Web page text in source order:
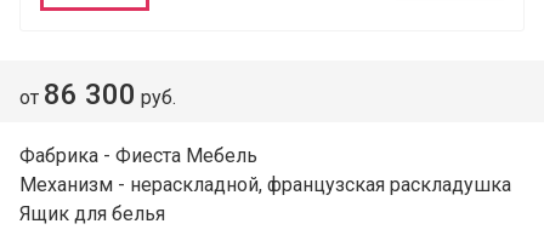
от 86 300 руб.
Фабрика - Фиеста Мебель
Механизм - нераскладной, французская раскладушка
Ящик для белья